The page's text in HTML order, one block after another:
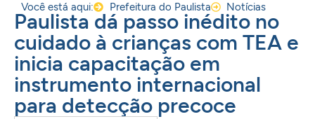
Você está aqui: Prefeitura do Paulista Notícias
Paulista dá passo inédito no
cuidado à crianças com TEA e
inicia capacitação em
instrumento internacional
para detecção precoce